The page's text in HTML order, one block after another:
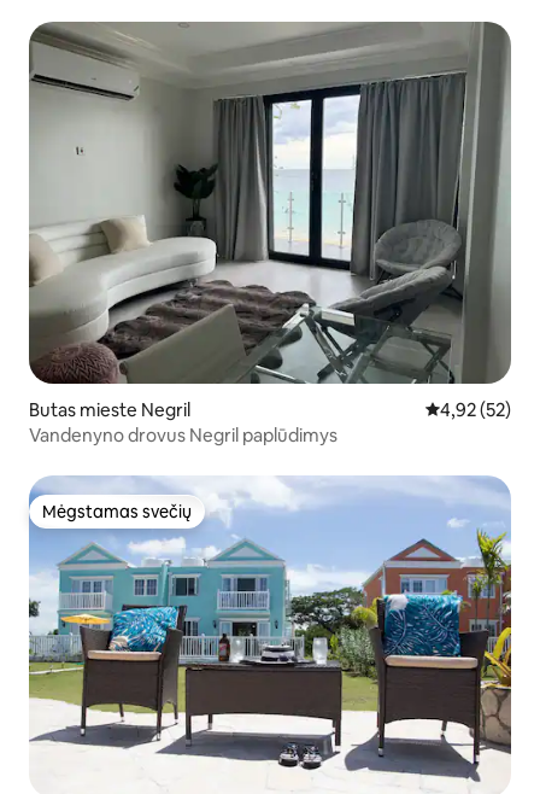
Butas mieste Negril Vidutinis
4,92 (52)
Vandenyno drovus Negril paplūdimys
Mėgstamas svečių
Mėgstamas svečių